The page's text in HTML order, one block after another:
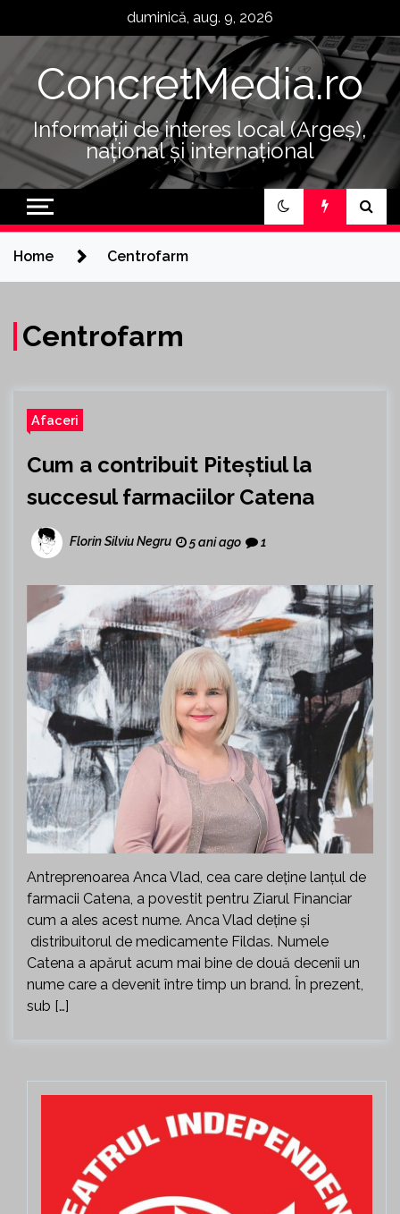
duminică, aug. 9, 2026
ConcretMedia.ro
Informații de interes local (Argeș),
național și internațional
Home Centrofarm
Centrofarm
Afaceri
Cum a contribuit Piteștiul la
succesul farmaciilor Catena
Florin Silviu Negru 5 ani ago 1
Antreprenoarea Anca Vlad, cea care deţine lanţul de
farmacii Catena, a povestit pentru Ziarul Financiar
cum a ales acest nume. Anca Vlad deține și
distribuitorul de medicamente Fildas. Numele
Catena a apărut acum mai bine de două decenii un
nume care a devenit între timp un brand. În prezent,
sub […]